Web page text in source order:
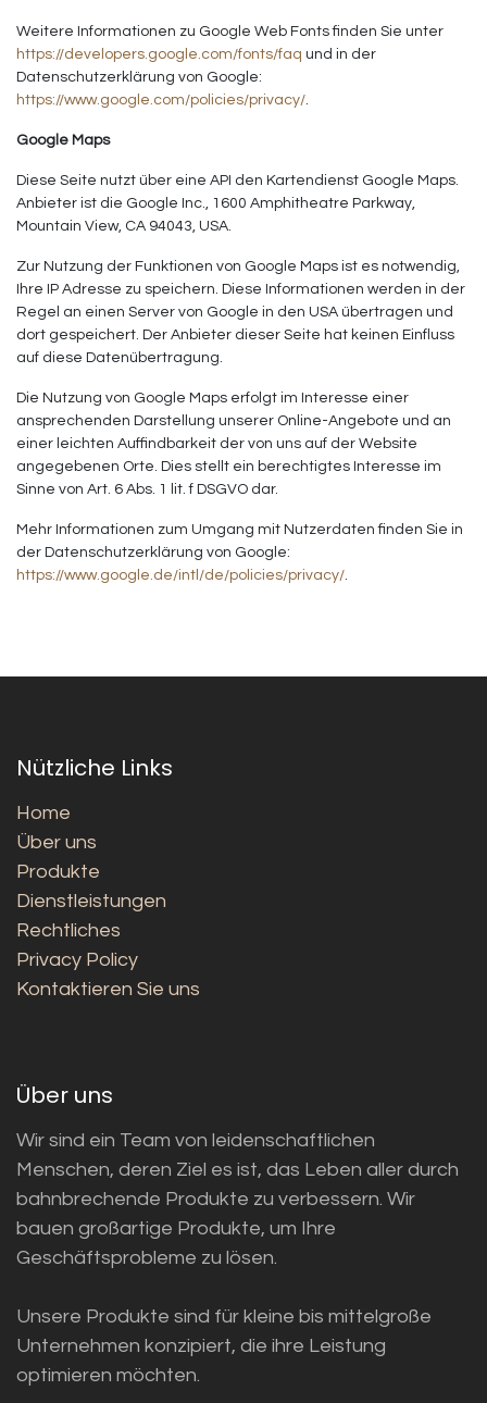
Weitere Informationen zu Google Web Fonts finden Sie unter
https://developers.google.com/fonts/faq und in der
Datenschutzerklärung von Google:
https://www.google.com/policies/privacy/.
Google Maps
Diese Seite nutzt über eine API den Kartendienst Google Maps.
Anbieter ist die Google Inc., 1600 Amphitheatre Parkway,
Mountain View, CA 94043, USA.
Zur Nutzung der Funktionen von Google Maps ist es notwendig,
Ihre IP Adresse zu speichern. Diese Informationen werden in der
Regel an einen Server von Google in den USA übertragen und
dort gespeichert. Der Anbieter dieser Seite hat keinen Einfluss
auf diese Datenübertragung.
Die Nutzung von Google Maps erfolgt im Interesse einer
ansprechenden Darstellung unserer Online-Angebote und an
einer leichten Auffindbarkeit der von uns auf der Website
angegebenen Orte. Dies stellt ein berechtigtes Interesse im
Sinne von Art. 6 Abs. 1 lit. f DSGVO dar.
Mehr Informationen zum Umgang mit Nutzerdaten finden Sie in
der Datenschutzerklärung von Google:
https://www.google.de/intl/de/policies/privacy/.
Nützliche Links
Home
Über uns
Produkte
Dienstleistungen
Rechtliches
Privacy Policy
Kontaktieren Sie uns
Über uns
Wir sind ein Team von leidenschaftlichen
Menschen, deren Ziel es ist, das Leben aller durch
bahnbrechende Produkte zu verbessern. Wir
bauen großartige Produkte, um Ihre
Geschäftsprobleme zu lösen.
Unsere Produkte sind für kleine bis mittelgroße
Unternehmen konzipiert, die ihre Leistung
optimieren möchten.